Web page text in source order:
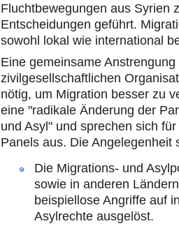
Fluchtbewegungen aus Syrien
Entscheidungen geführt.
sowohl lokal wie international
Eine gemeinsame
zivilgesellschaftlichen
nötig, um Migration besser zu
eine "radikale Änderung der
und Asyl" und sprechen sich
Panels aus. Die Angelegenheit
Die Migrations- und
sowie in anderen
beispiellose Angriffe auf
Asylrechte ausgelöst.